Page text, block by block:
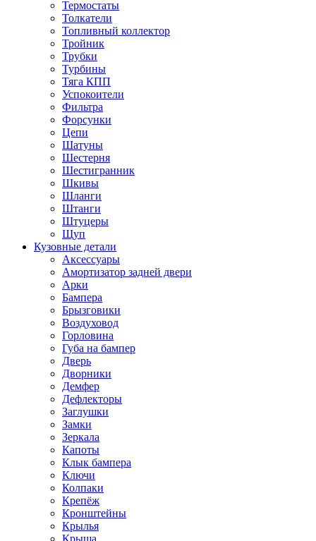
Термостаты
Толкатели
Топливный коллектор
Тройник
Трубки
Турбины
Тяга КПП
Успокоители
Фильтра
Форсунки
Цепи
Шатуны
Шестерня
Шестигранник
Шкивы
Шланги
Штанги
Штуцеры
Щуп
Кузовные детали
Аксессуары
Амортизатор задней двери
Арки
Бампера
Брызговики
Воздуховод
Горловина
Губа на бампер
Дверь
Дворники
Демфер
Дефлекторы
Заглушки
Замки
Зеркала
Капоты
Клык бампера
Ключи
Колпаки
Крепёж
Кронштейны
Крылья